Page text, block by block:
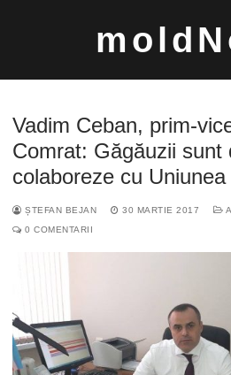
după:
Vadim Ceban, prim-
Comrat: Găgăuzii sunt
colaboreze cu
ȘTEFAN BEJAN 30 MARTIE 2017
0 COMENTARII